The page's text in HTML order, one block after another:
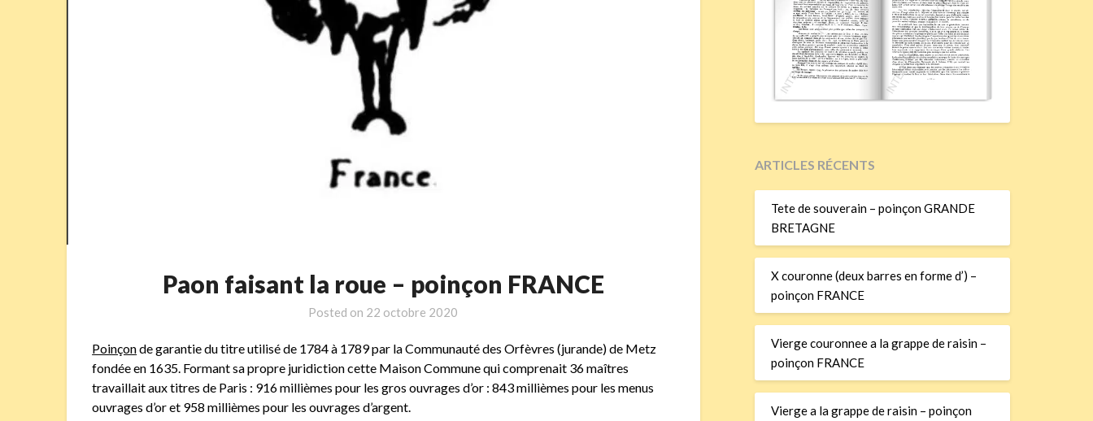
Paon faisant la roue – poinçon FRANCE
Posted on 22 octobre 2020
Poinçonde garantie du titre utilisé de 1784 à 1789 par la Communauté des Orfèvres (jurande) de Metz
fondée en 1635. Formant sa propre juridiction cette Maison Commune qui comprenait 36 maîtres
travaillait aux titres de Paris : 916 millièmes pour les gros ouvrages d’or : 843 millièmes pour les menus
ouvrages d’or et 958 millièmes pour les ouvrages d’argent.
ARTICLES RÉCENTS
Tete de souverain – poinçon GRANDE
BRETAGNE
X couronne (deux barres en forme d’) –
poinçon FRANCE
Vierge couronnee a la grappe de raisin –
poinçon FRANCE
Vierge a la grappe de raisin – poinçon